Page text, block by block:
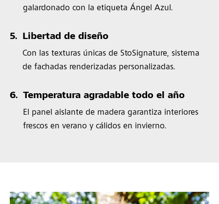
galardonado con la etiqueta Ángel Azul.
5. Libertad de diseño
Con las texturas únicas de StoSignature, sistema
de fachadas renderizadas personalizadas.
6. Temperatura agradable todo el año
El panel aislante de madera garantiza interiores
frescos en verano y cálidos en invierno.